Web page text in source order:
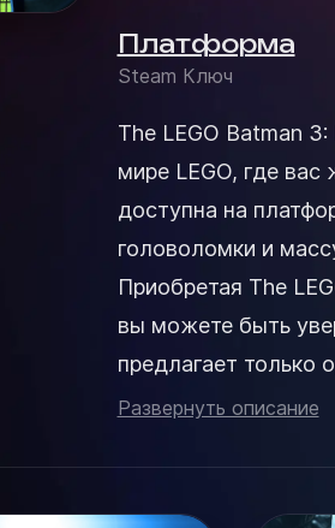
Платформа
Steam Ключ
The LEGO Batman
мире LEGO, где
доступна на
головоломки и
Приобретая The
вы можете быть
предлагает только
квалифицированную
Развернуть описание